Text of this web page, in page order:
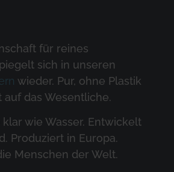
für reines
sich in unseren
wieder. Pur, ohne Plastik
das Wesentliche.
klar wie Wasser. Entwickelt
Produziert in Europa.
Menschen der Welt.